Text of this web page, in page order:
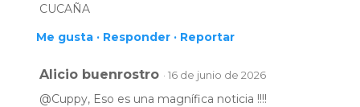
CUCAÑA
Me gusta · Responder · Reportar
Alicio buenrostro · 16 de junio de 2026
@Cuppy, Eso es una magnífica noticia !!!!